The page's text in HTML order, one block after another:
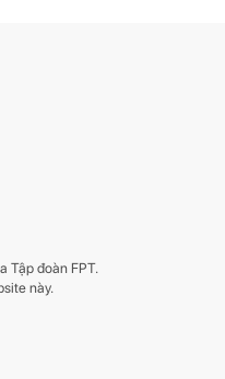
Tập đoàn FPT.
này.